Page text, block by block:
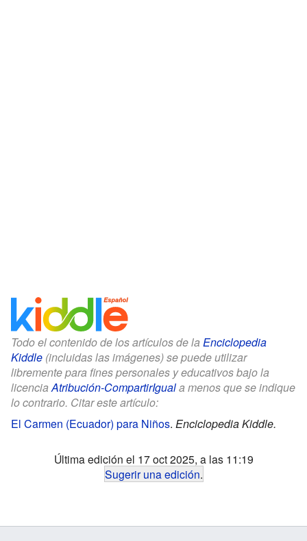
Todo el contenido de los artículos de la Enciclopedia
Kiddle (incluidas las imágenes) se puede utilizar
libremente para fines personales y educativos bajo la
licenciaAtribución-CompartirIguala menos que se indique
lo contrario. Citar este artículo:
El Carmen (Ecuador) para Niños. Enciclopedia Kiddle.
Última edición el 17 oct 2025, a las 11:19
Sugerir una edición.